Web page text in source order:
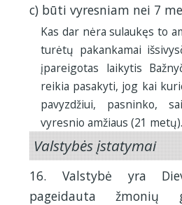
c) būti vyresniam nei 7
Kas dar nėra sulaukęs to
turėtų pakankamai
įpareigotas laikytis
reikia pasakyti, jog kai
pavyzdžiui, pasninko,
vyresnio amžiaus (21 metų).
Valstybės įstatymai
16. Valstybė yra
pageidauta žmonių